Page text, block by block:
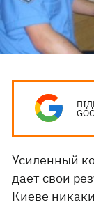
Усиленный
дает свои
Киеве